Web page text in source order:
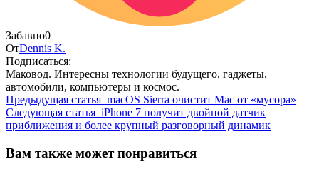
Забавно0
ОтDennis K.
Подписаться:
Маковод. Интересны технологии будущего, гаджеты,
автомобили, компьютеры и космос.
Предыдущая статья macOS Sierra очистит Mac от «мусора»
Следующая статья iPhone 7 получит двойной датчик
приближения и более крупный разговорный динамик
Вам также может понравиться